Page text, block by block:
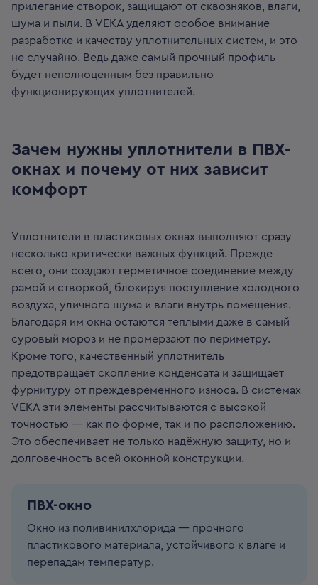
прилегание створок, защищают от сквозняков, влаги,
шума и пыли. В VEKA уделяют особое внимание
разработке и качеству уплотнительных систем, и это
не случайно. Ведь даже самый прочный профиль
будет неполноценным без правильно
функционирующих уплотнителей.
Зачем нужны уплотнители в ПВХ-
окнах и почему от них зависит
комфорт
Уплотнители в пластиковых окнах выполняют сразу
несколько критически важных функций. Прежде
всего, они создают герметичное соединение между
рамой и створкой, блокируя поступление холодного
воздуха, уличного шума и влаги внутрь помещения.
Благодаря им окна остаются тёплыми даже в самый
суровый мороз и не промерзают по периметру.
Кроме того, качественный уплотнитель
предотвращает скопление конденсата и защищает
фурнитуру от преждевременного износа. В системах
VEKA эти элементы рассчитываются с высокой
точностью — как по форме, так и по расположению.
Это обеспечивает не только надёжную защиту, но и
долговечность всей оконной конструкции.
ПВХ-окно
Окно из поливинилхлорида — прочного
пластикового материала, устойчивого к влаге и
перепадам температур.